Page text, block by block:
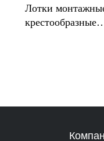
Лотки
крестообразные